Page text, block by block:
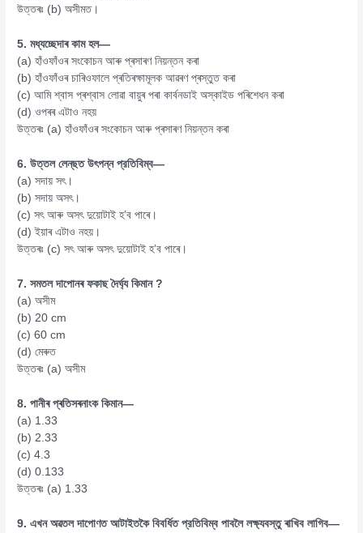
উত্তৰঃ (b) অসীমত।
5. মধ্যচ্ছেদাৰ কাম হল—
(a) হাঁওফাঁওৰ সংকোচন আৰু প্ৰসাৰণ নিয়ন্তন কৰা
(b) হাঁওফাঁওৰ চাৰিওফালে প্ৰতিৰক্ষামূলক আৱৰণ প্ৰস্তুত কৰা
(c) আমি শ্বাস প্ৰশ্বাস লোৱা বায়ুৰ পৰা কাৰ্বনডাই অস্কাইড পৰিশেধন কৰা
(d) ওপৰৰ এটাও নহয়
উত্তৰঃ (a) হাঁওফাঁওৰ সংকোচন আৰু প্ৰসাৰণ নিয়ন্তন কৰা
6. উত্তল লেন্‌ছত উৎপন্ন প্রতিবিম্ব—
(a) সদায় সৎ।
(b) সদায় অসৎ।
(c) সৎ আৰু অসৎ দুয়োটাই হ’ব পাৰে।
(d) ইয়াৰ এটাও নহয়।
উত্তৰঃ (c) সৎ আৰু অসৎ দুয়োটাই হ’ব পাৰে।
7. সমতল দাপোনৰ ফকাছ দৈৰ্ঘ্য কিমান ?
(a) অসীম
(b) 20 cm
(c) 60 cm
(d) মেৰুত
উত্তৰঃ (a) অসীম
8. পানীৰ প্ৰতিসৰনাংক কিমান—
(a) 1.33
(b) 2.33
(c) 4.3
(d) 0.133
উত্তৰঃ (a) 1.33
9. এখন অৱতল দাপোণত আটাইতকৈ বিবর্ধিত প্রতিবিম্ব পাবলৈ লক্ষ্যবস্তু ৰাখিব লাগিব—